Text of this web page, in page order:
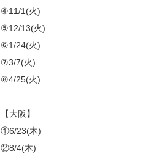
④11/1(火)
⑤12/13(火)
⑥1/24(火)
⑦3/7(火)
⑧4/25(火)
【大阪】
①6/23(木)
②8/4(木)